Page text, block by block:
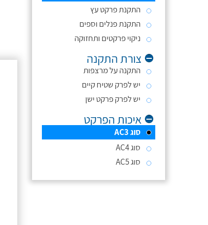
התקנת פרקט עץ
התקנת פנלים וספים
ניקוי פרקטים ותחזוקה
צורת התקנה
התקנה על מרצפות
יש לפרק שטיח קיים
יש לפרק פרקט ישן
איכות הפרקט
סוג AC3
סוג AC4
סוג AC5